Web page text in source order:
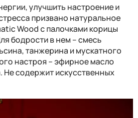
улучшить настроение и
призвано натуральное
Wood с палочками корицы
бодрости в нем – смесь
танжерина и мускатного
настроя – эфирное масло
Не содержит искусственных